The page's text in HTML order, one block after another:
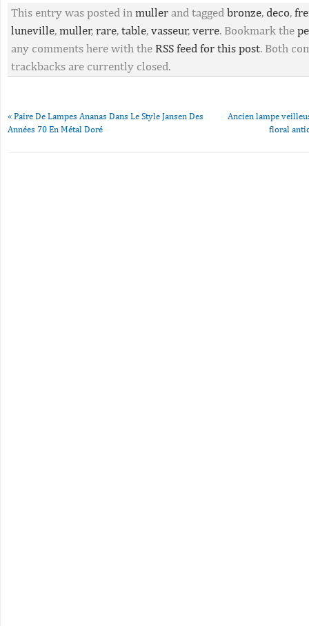
This entry was posted in muller and tagged bronze, deco,
luneville, muller, rare, table, vasseur, verre. Bookmark the
any comments here with the RSS feed for this post. Both
trackbacks are currently closed.
« Paire De Lampes Ananas Dans Le Style Jansen Des
Années 70 En Métal Doré
Ancien lampe
floral